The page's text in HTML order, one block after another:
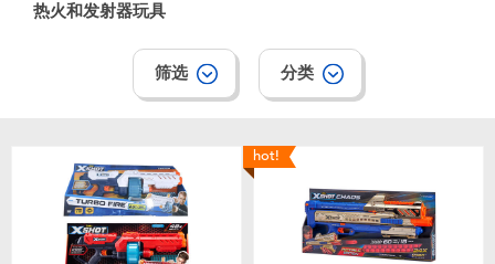
户外及运动产品
派对用品
模仿，化妆及造型系列
热火和发射器玩具
筛选 分类
hot!